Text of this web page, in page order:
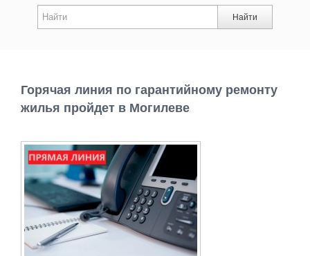
Новости
Работа
Афиша
Объявления
Транспорт
Погода
Найти
Горячая линия по гарантийному ремонту
жилья пройдет в Могилеве